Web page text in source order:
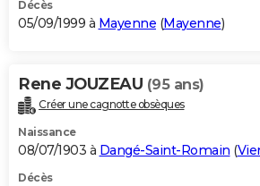
Décès
05/09/1999 à Mayenne (Mayenne)
Rene JOUZEAU (95 ans)
Créer une cagnotte obsèques
Naissance
08/07/1903 à Dangé-Saint-Romain (
Décès